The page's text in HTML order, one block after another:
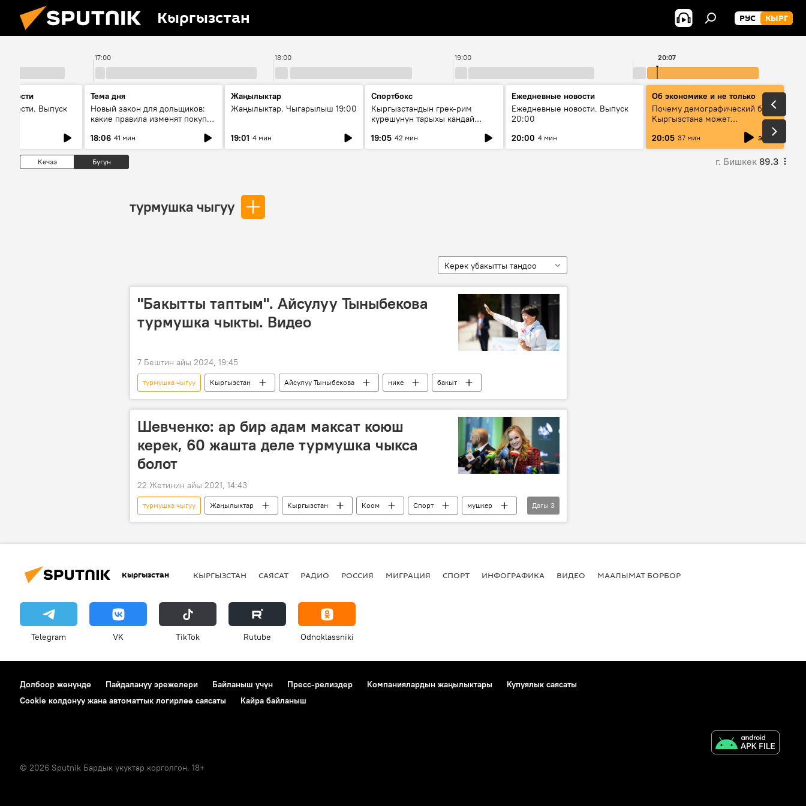
Кыргызстан РУС КЫРГ
17:00 18:00 19:00 20:07
Выпуск
Тема дня
Новый закон для дольщиков:
какие правила изменят покупку
18:06 41 мин
Жаңылыктар
Жаңылыктар. Чыгарылыш 19:00
19:01 4 мин
Спортбокс
Кыргызстандын грек-рим
күрөшүнүн тарыхы кандай
19:05 42 мин
Ежедневные новости
Ежедневные новости. Выпуск
20:00
20:00 4 мин
Об экономике и не только
Почему демографический бум
Кыргызстана может
превратиться в проблему и как
этого избежать
20:05 37 мин эфир
Кечээ Бүгүн г. Бишкек 89.3
турмушка чыгуу
Керек убакытты тандоо
"Бакытты таптым". Айсулуу Тыныбекова
турмушка чыкты. Видео
7 Бештин айы 2024, 19:45
турмушка чыгуу Кыргызстан Айсулуу Тыныбекова нике бакыт
Шевченко: ар бир адам максат коюш
керек, 60 жашта деле турмушка чыкса
болот
22 Жетинин айы 2021, 14:43
турмушка чыгуу Жаңылыктар Кыргызстан Коом Спорт
мушкер
Валентина Шевченко
карьера Валентина Шевченконун Кыргызстанга келиши
Дагы 3
Кыргызстан КЫРГЫЗСТАН САЯСАТ РАДИО РОССИЯ МИГРАЦИЯ СПОРТ ИНФОГРАФИКА ВИДЕО МААЛЫМАТ БОРБОР
Telegram VK ТikТоk Rutube Odnoklassniki
Долбоор жөнүндө Пайдалануу эрежелери Байланыш үчүн Пресс-релиздер Компаниялардын жаңылыктары
Купуялык саясаты
Cookie колдонуу жана автоматтык логирлөө саясаты
Кайра байланыш
© 2026 Sputnik Бардык укуктар корголгон. 18+